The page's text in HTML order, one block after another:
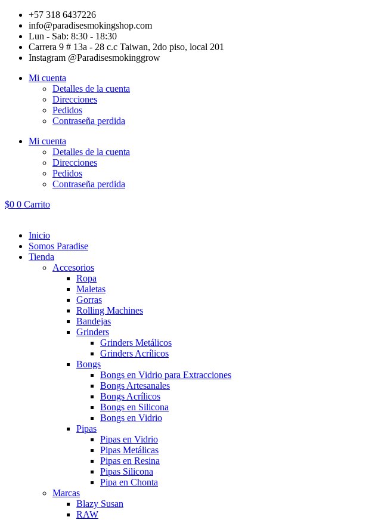
contenido
+57 318 6437226
info@paradisesmokingshop.com
Lun - Sab: 8:30 - 18:30
Carrera 9 # 13a - 28 c.c Taiwan, 2do piso, local 201
Instagram @Paradisesmokinggrow
Mi cuenta
Detalles de la cuenta
Direcciones
Pedidos
Contraseña perdida
Mi cuenta
Detalles de la cuenta
Direcciones
Pedidos
Contraseña perdida
$0 0 Carrito
Inicio
Somos Paradise
Tienda
Accesorios
Ropa
Maletas
Gorras
Rolling Machines
Bandejas
Grinders
Grinders Metálicos
Grinders Acrílicos
Bongs
Bongs en Vidrio para Extracciones
Bongs Artesanales
Bongs Acrílicos
Bongs en Silicona
Bongs en Vidrio
Pipas
Pipas en Vidrio
Pipas Metálicas
Pipas en Resina
Pipas Silicona
Pipa en Chonta
Marcas
Blazy Susan
RAW